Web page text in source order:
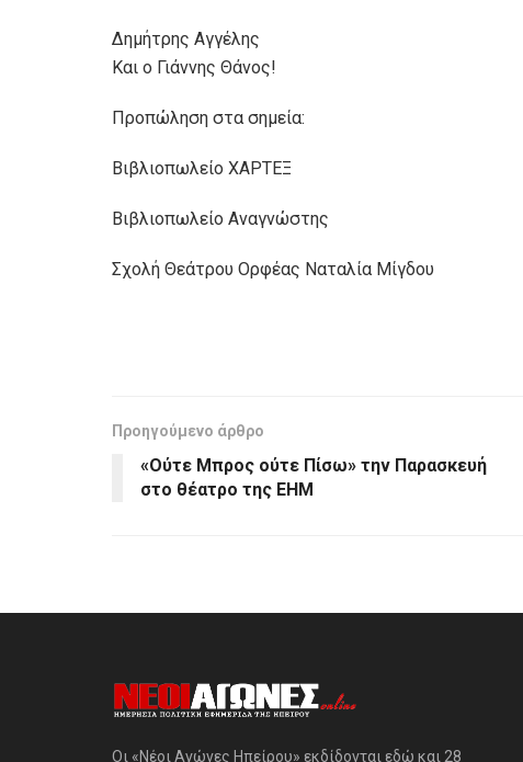
Δημήτρης Αγγέλης
Και ο Γιάννης Θάνος!
Προπώληση στα σημεία:
Βιβλιοπωλείο ΧΑΡΤΕΞ
Βιβλιοπωλείο Αναγνώστης
Σχολή Θεάτρου Ορφέας Ναταλία Μίγδου
Προηγούμενο άρθρο
«Ούτε Μπρος ούτε Πίσω» την Παρασκευή
στο θέατρο της ΕΗΜ
Οι «Νέοι Αγώνες Ηπείρου» εκδίδονται εδώ και 28